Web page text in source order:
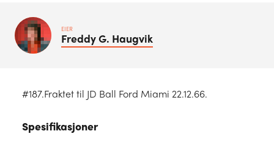
EIER
Freddy G. Haugvik
#187.Fraktet til JD Ball Ford Miami 22.12.66.
Spesifikasjoner